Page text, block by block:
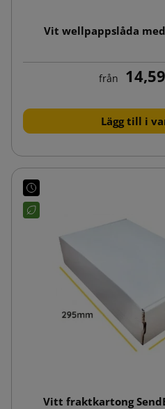
Vit wellpappslåda
från
Lägg till i
Vitt fraktkartong